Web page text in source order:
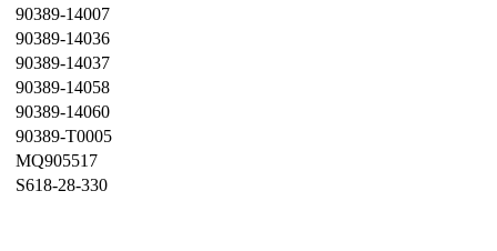
90389-14007
90389-14036
90389-14037
90389-14058
90389-14060
90389-T0005
MQ905517
S618-28-330